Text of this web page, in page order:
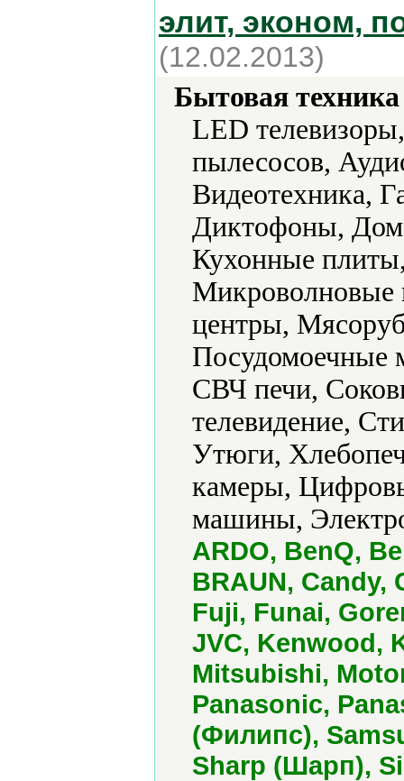
элит, эконом,
(12.02.2013)
Бытовая
LED
пылесосов,
Видеотехника,
Диктофоны,
Кухонные
центры,
СВЧ печи,
телевидение,
Утюги,
камеры,
машины,
ARDO, BenQ,
BRAUN,
Fuji, Funai,
JVC, Kenwood,
Mitsubishi,
Panasonic,
(Филипс),
Sharp (Шарп),